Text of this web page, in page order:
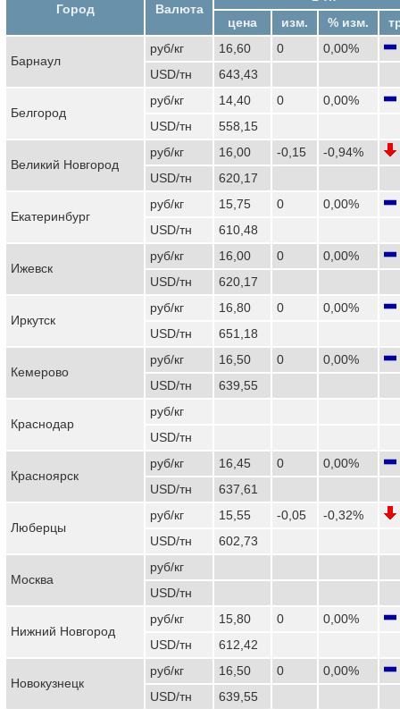
Город Валюта
цена
изм. % изм.
Барнаул
руб/кг 16,60 0
0,00%
USD/тн
643,43
Белгород
руб/кг 14,40 0
0,00%
USD/тн
558,15
Великий Новгород
руб/кг 16,00 -0,15
-0,94%
USD/тн
620,17
Екатеринбург
руб/кг 15,75 0
0,00%
USD/тн
610,48
Ижевск
руб/кг 16,00 0
0,00%
USD/тн
620,17
Иркутск
руб/кг 16,80 0
0,00%
USD/тн
651,18
Кемерово
руб/кг 16,50 0
0,00%
USD/тн
639,55
Краснодар
руб/кг
USD/тн
Красноярск
руб/кг 16,45 0
0,00%
USD/тн
637,61
Люберцы
руб/кг 15,55 -0,05
-0,32%
USD/тн
602,73
Москва
руб/кг
USD/тн
Нижний Новгород
руб/кг 15,80 0
0,00%
USD/тн
612,42
Новокузнецк
руб/кг 16,50 0
0,00%
USD/тн
639,55